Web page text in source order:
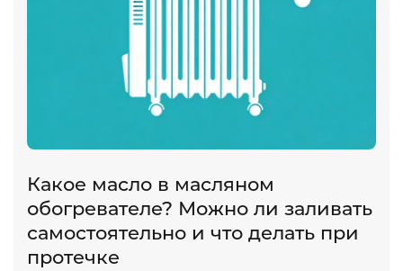
Какое масло в масляном
обогревателе? Можно ли заливать
самостоятельно и что делать при
протечке